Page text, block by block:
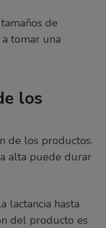
de
tomar una
los
de los productos.
alta puede durar
lactancia hasta
del producto es